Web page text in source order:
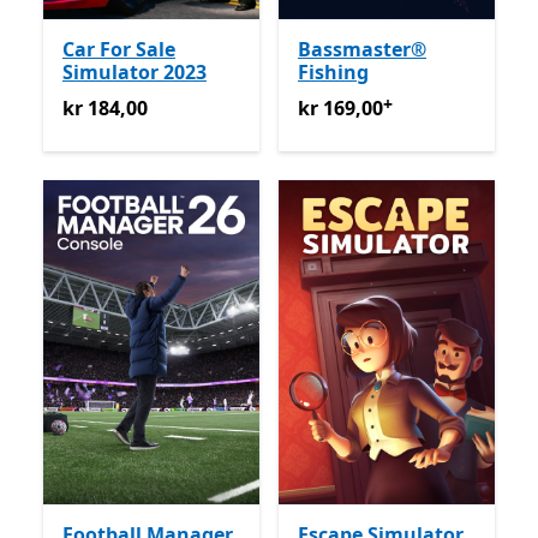
Car For Sale
Simulator 2023
kr 184,00
kr 184,00
Bassmaster®
Fishing
kr 169,00Tilbyr kjøp i
kr 169,00+